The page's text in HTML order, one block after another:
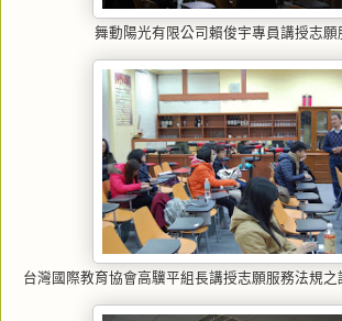
舞動陽光有限公司賴俊宇專員講授志願
台灣國際教育協會高驥平組長講授志願服務法規